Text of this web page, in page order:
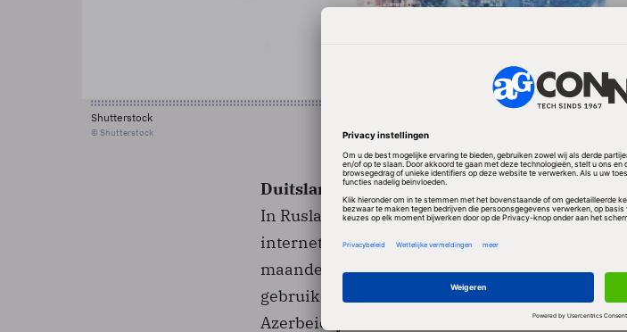
Shutterstock
© Shutterstock
Duitsland doet het beter
In Rusland en Oman lopen gebruikers het
internet. Bijna de helft van alle computers in
maanden van dit jaar een online aanval voor
gebruikers een grote kans lopen op aanvallen
Azerbeidzjan en Kazachstan.